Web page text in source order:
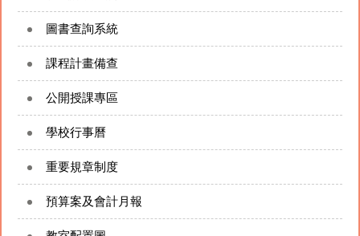
圖書查詢系統
課程計畫備查
公開授課專區
學校行事曆
重要規章制度
預算案及會計月報